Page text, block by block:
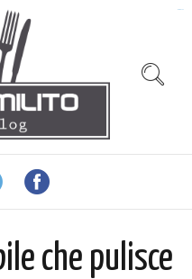
che pulisce